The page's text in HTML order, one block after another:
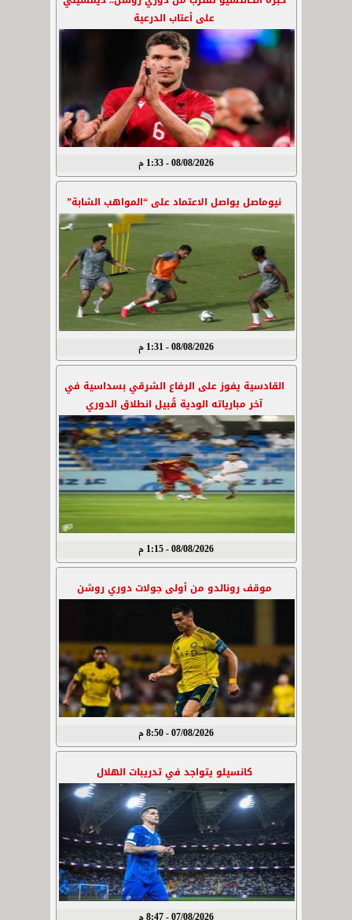
على أعتاب الدرعية
08/08/2026 - 1:33 م
نيوماصل يواصل الاعتماد على “المواهب الشابة”
08/08/2026 - 1:31 م
القادسية يفوز على الرفاع الشرقي بسداسية في
آخر مبارياته الودية قُبيل انطلاق الدوري
08/08/2026 - 1:15 م
موقف رونالدو من أولى جولات دوري روشن
07/08/2026 - 8:50 م
كانسيلو يتواجد في تدريبات الهلال